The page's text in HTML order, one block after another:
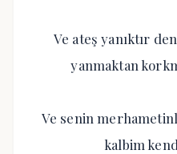
Ve ateş yanıktır
yanmaktan
Ve senin
kalbim